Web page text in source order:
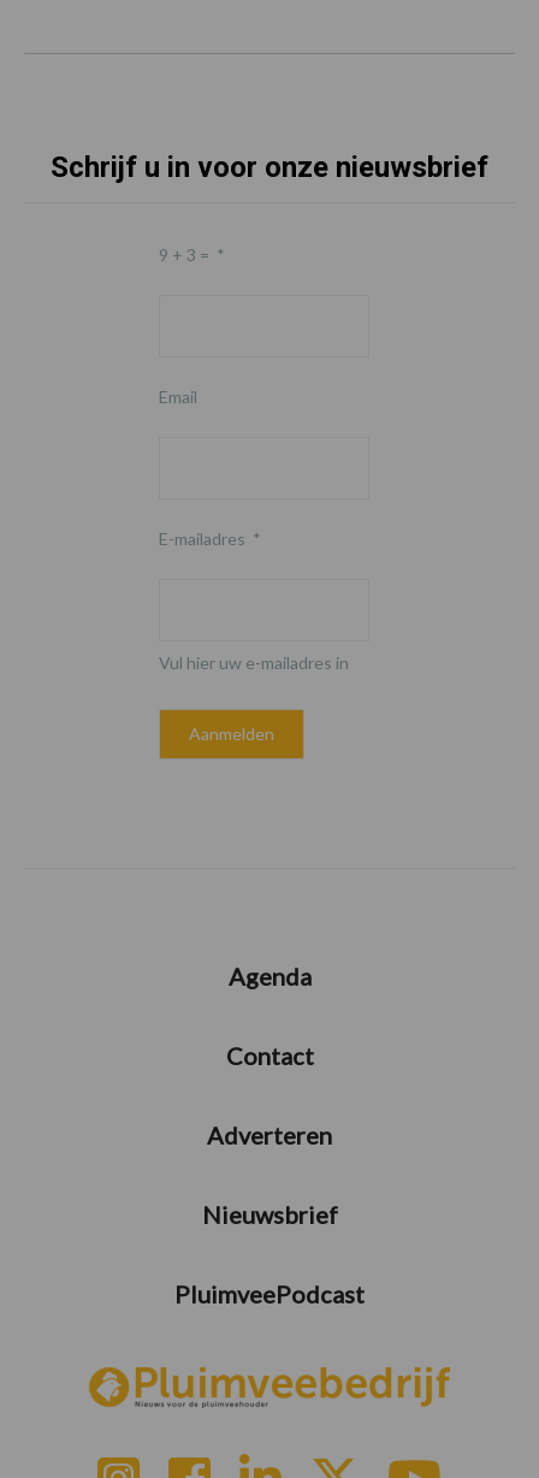
Schrijf u in voor onze nieuwsbrief
9 + 3 = *
Email
E-mailadres *
Vul hier uw e-mailadres in
Agenda
Contact
Adverteren
Nieuwsbrief
PluimveePodcast